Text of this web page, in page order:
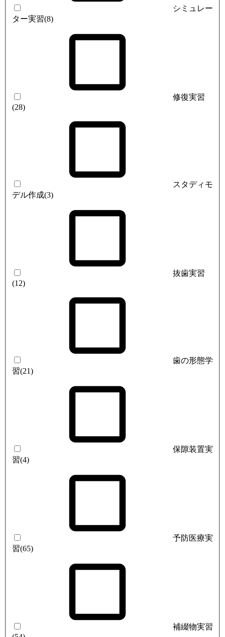
シミュレー
ター実習(8)
修復実習
(28)
スタディモ
デル作成(3)
抜歯実習
(12)
歯の形態学
習(21)
保隙装置実
習(4)
予防医療実
習(65)
補綴物実習